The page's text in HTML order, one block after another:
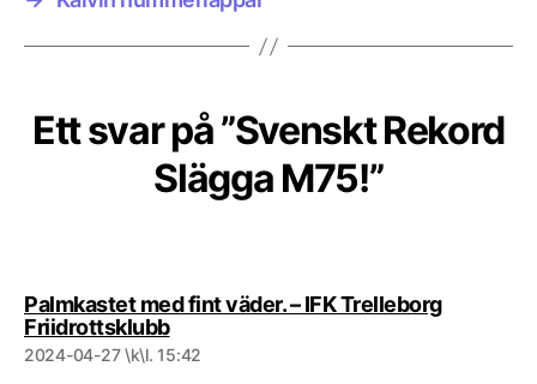
Ett svar på ”Svenskt Rekord
Slägga M75!”
Palmkastet med fint väder. – IFK Trelleborg
Friidrottsklubbsäger:
2024-04-27 \k\l. 15:42